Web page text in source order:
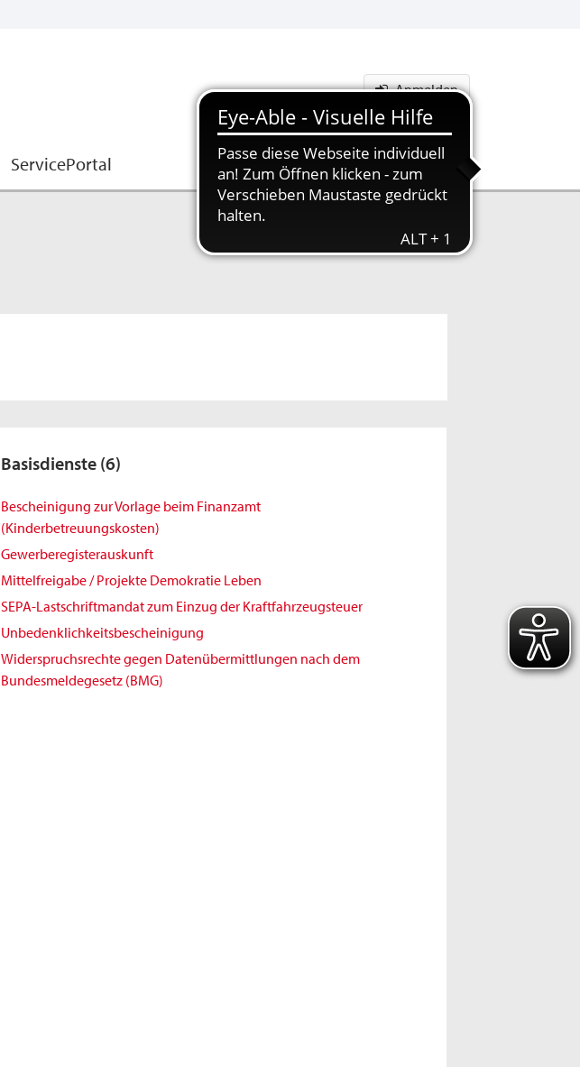
Anmelden
ServicePortal
Basisdienste (6)
Bescheinigung zur Vorlage beim Finanzamt
(Kinderbetreuungskosten)
Gewerberegisterauskunft
Mittelfreigabe / Projekte Demokratie Leben
SEPA-Lastschriftmandat zum Einzug der Kraftfahrzeugsteuer
Unbedenklichkeitsbescheinigung
Widerspruchsrechte gegen Datenübermittlungen nach dem
Bundesmeldegesetz (BMG)